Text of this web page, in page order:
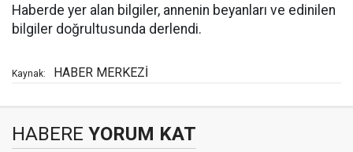
Haberde yer alan bilgiler, annenin beyanları ve edinilen
bilgiler doğrultusunda derlendi.
Kaynak: HABER MERKEZİ
HABERE YORUM KAT